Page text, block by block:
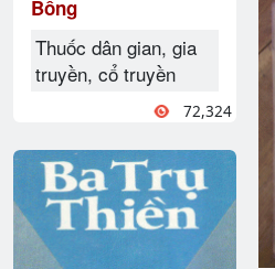
Bổng
Thuốc dân gian, gia
truyền, cổ truyền
72,324